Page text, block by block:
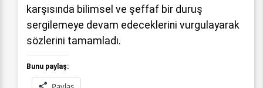
karşısında bilimsel ve şeffaf bir duruş
sergilemeye devam edeceklerini vurgulayarak
sözlerini tamamladı.
Bunu paylaş: